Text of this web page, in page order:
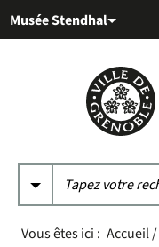
au
auMusée Stendhal
Vous êtes ici : Accueil/